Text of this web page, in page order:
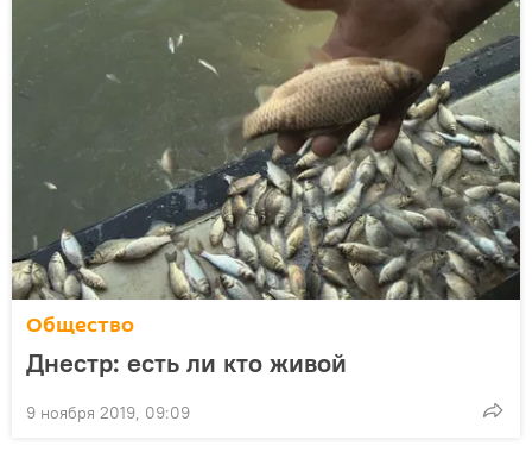
Общество
Днестр: есть ли кто живой
9 ноября 2019, 09:09